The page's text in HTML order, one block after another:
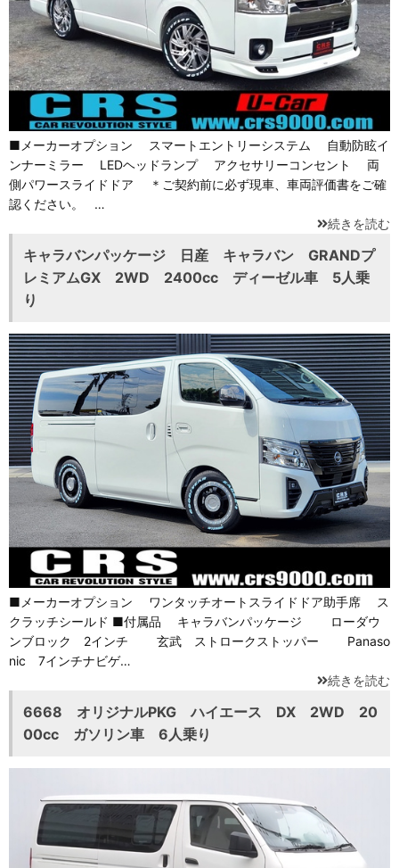
■メーカーオプション スマートエントリーシステム 自動防眩イ
ンナーミラー LEDヘッドランプ アクセサリーコンセント 両
側パワースライドドア ＊ご契約前に必ず現車、車両評価書をご確
認ください。 …
続きを読む
キャラバンパッケージ 日産 キャラバン GRANDプ
レミアムGX 2WD 2400cc ディーゼル車 5人乗
り
■メーカーオプション ワンタッチオートスライドドア助手席 ス
クラッチシールド ■付属品 キャラバンパッケージ ローダウ
ンブロック 2インチ 玄武 ストロークストッパー Panaso
nic 7インチナビゲ…
続きを読む
6668 オリジナルPKG ハイエース DX 2WD 20
00cc ガソリン車 6人乗り